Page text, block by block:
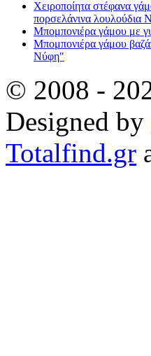
Χειροποίητα στέφανα
πορσελάνινα λουλούδια
Μπομπονιέρα γάμου με
Μπομπονιέρα γάμου
Νύφη"
© 2008 -
Designed by
Totalfind.gr